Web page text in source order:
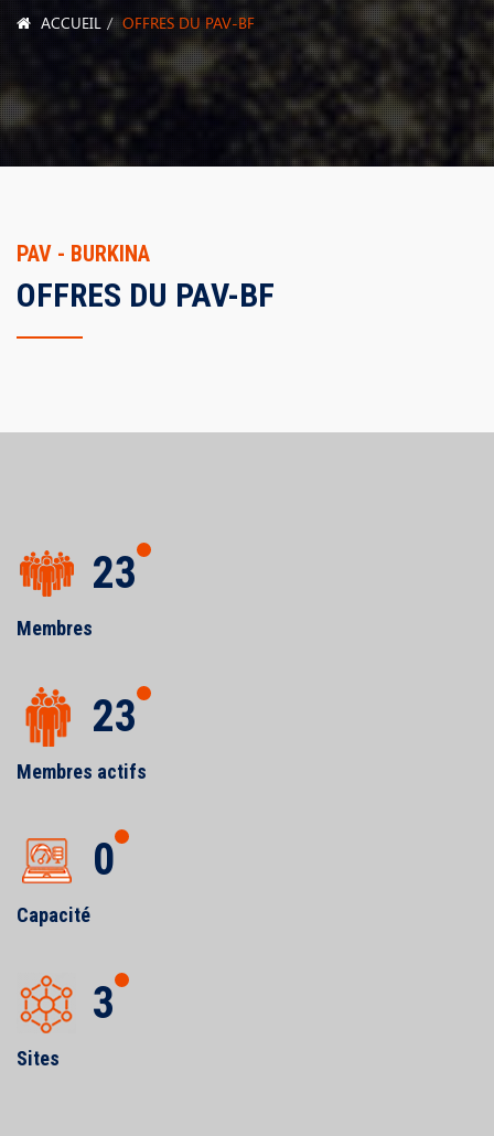
ACCUEIL OFFRES DU PAV-BF
PAV - BURKINA
OFFRES DU PAV-BF
23
Membres
23
Membres actifs
0
Capacité
3
Sites